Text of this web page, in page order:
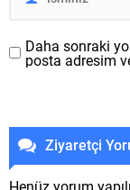
Daha sonraki
posta adresim
Ziyaretçi
Henüz yorum